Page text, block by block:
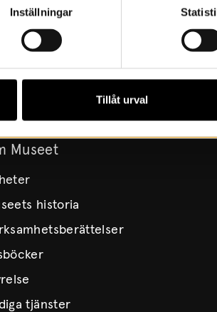
Inställningar
Tillåt urval
Museet
historia
tjänster